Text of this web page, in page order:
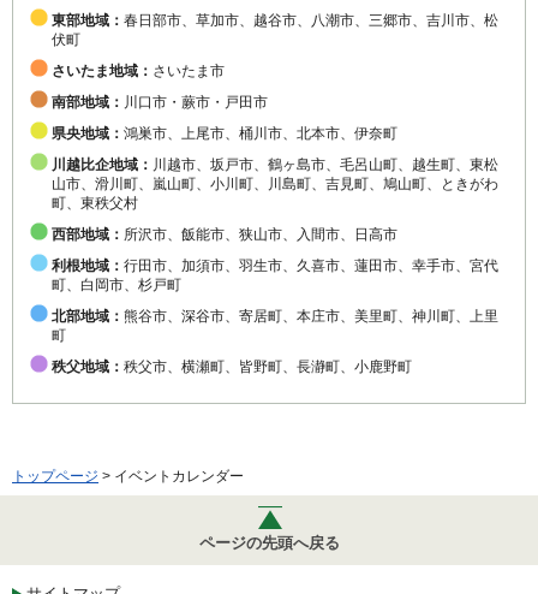
東部地域： 春日部市、草加市、越谷市、八潮市、三郷市、吉川市、松
伏町
さいたま地域： さいたま市
南部地域： 川口市・蕨市・戸田市
県央地域： 鴻巣市、上尾市、桶川市、北本市、伊奈町
川越比企地域： 川越市、坂戸市、鶴ヶ島市、毛呂山町、越生町、東松
山市、滑川町、嵐山町、小川町、川島町、吉見町、鳩山町、ときがわ
町、東秩父村
西部地域： 所沢市、飯能市、狭山市、入間市、日高市
利根地域： 行田市、加須市、羽生市、久喜市、蓮田市、幸手市、宮代
町、白岡市、杉戸町
北部地域： 熊谷市、深谷市、寄居町、本庄市、美里町、神川町、上里
町
秩父地域： 秩父市、横瀬町、皆野町、長瀞町、小鹿野町
トップページ > イベントカレンダー
ページの先頭へ戻る